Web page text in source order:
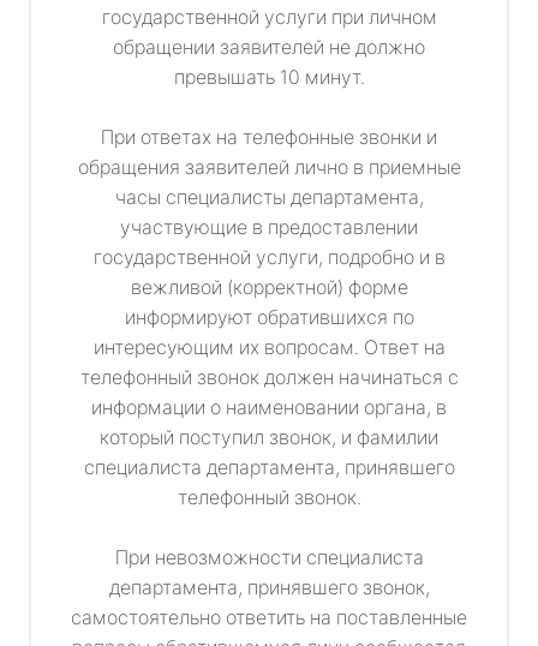
государственной услуги при личном
обращении заявителей не должно
превышать 10 минут.
При ответах на телефонные звонки и
обращения заявителей лично в приемные
часы специалисты департамента,
участвующие в предоставлении
государственной услуги, подробно и в
вежливой (корректной) форме
информируют обратившихся по
интересующим их вопросам. Ответ на
телефонный звонок должен начинаться с
информации о наименовании органа, в
который поступил звонок, и фамилии
специалиста департамента, принявшего
телефонный звонок.
При невозможности специалиста
департамента, принявшего звонок,
самостоятельно ответить на поставленные